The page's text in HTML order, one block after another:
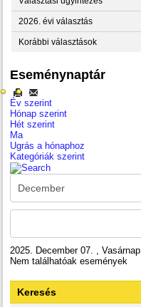
2026. évi választás
Korábbi választások
Eseménynaptár
Év szerint
Hónap szerint
Hét szerint
Ma
Ugrás a hónaphoz
Kategóriák szerint
2025. December 07. , Vasárnap
Nem találhatóak események
Keresés